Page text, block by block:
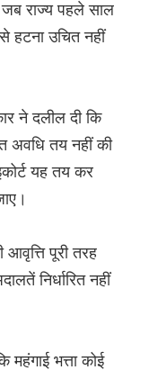
राज्य पहले साल
हटना उचित नहीं
ने दलील दी कि
अवधि तय नहीं की
यह तय कर
आवृत्ति पूरी तरह
निर्धारित नहीं
महंगाई भत्ता कोई